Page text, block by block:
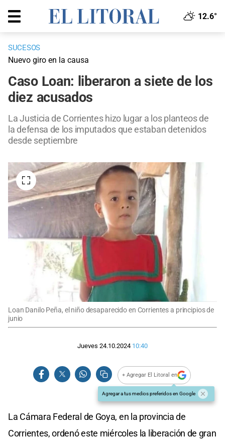
12.6°
SUCESOS
Nuevo giro en la causa
Caso Loan: liberaron a siete de los
diez acusados
La Justicia de Corrientes hizo lugar a los planteos de
la defensa de los imputados que estaban detenidos
desde septiembre
Loan Danilo Peña, el niño desaparecido en Corrientes a principios de
junio
Jueves 24.10.2024 10:40
+ Agregar El Litoral en
Agregar a tus medios preferidos en Google
La Cámara Federal de Goya, en la provincia de
Corrientes, ordenó este miércoles la liberación de gran